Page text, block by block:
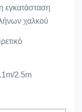
εγκατάσταση
χαλκού
2.5m